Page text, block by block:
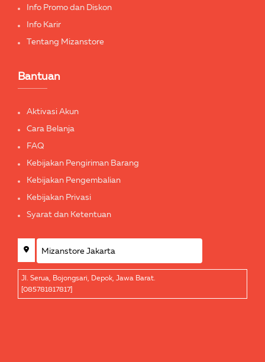
Info Promo dan Diskon
Info Karir
Tentang Mizanstore
Bantuan
Aktivasi Akun
Cara Belanja
FAQ
Kebijakan Pengiriman Barang
Kebijakan Pengembalian
Kebijakan Privasi
Syarat dan Ketentuan
Jl. Serua, Bojongsari, Depok, Jawa Barat.
[085781817817]